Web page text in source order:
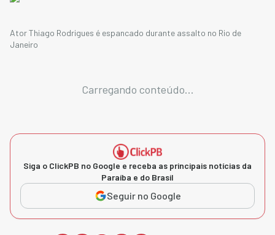
Ator Thiago Rodrigues é espancado durante assalto no Rio de
Janeiro
Carregando conteúdo...
Siga o ClickPB no Google e receba as principais notícias da
Paraíba e do Brasil
Seguir no Google